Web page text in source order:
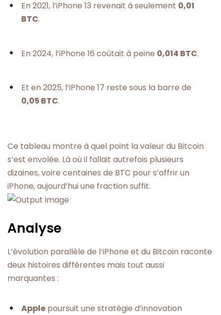
En 2021, l’iPhone 13 revenait à seulement 0,01
BTC.
En 2024, l’iPhone 16 coûtait à peine 0,014 BTC.
Et en 2025, l’iPhone 17 reste sous la barre de
0,05 BTC.
Ce tableau montre à quel point la valeur du Bitcoin
s’est envolée. Là où il fallait autrefois plusieurs
dizaines, voire centaines de BTC pour s’offrir un
iPhone, aujourd’hui une fraction suffit.
Analyse
L’évolution parallèle de l’iPhone et du Bitcoin raconte
deux histoires différentes mais tout aussi
marquantes :
Apple poursuit une stratégie d’innovation